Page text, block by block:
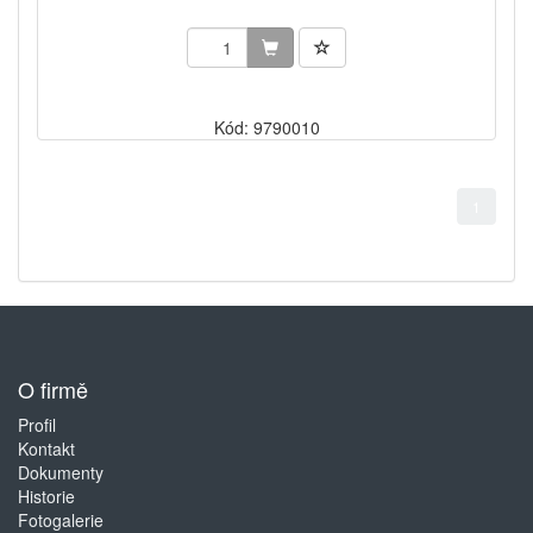
Kód: 9790010
O firmě
Profil
Kontakt
Dokumenty
Historie
Fotogalerie